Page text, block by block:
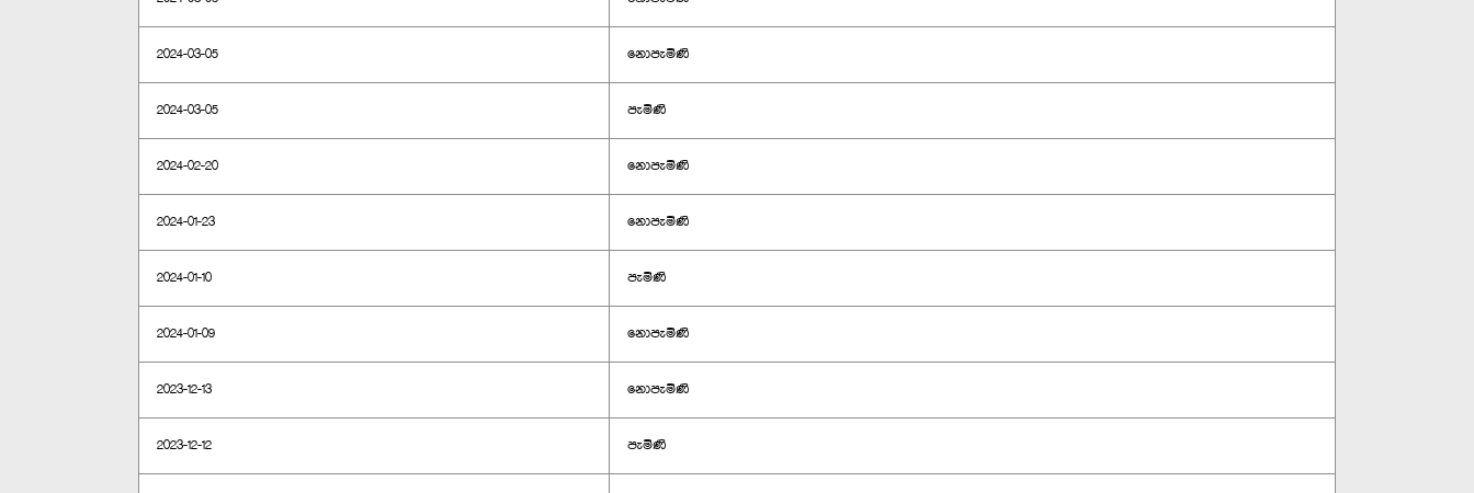
2024-03-05 නොපැමිණි
2024-03-05 පැමිණි
2024-02-20 නොපැමිණි
2024-01-23 නොපැමිණි
2024-01-10 පැමිණි
2024-01-09 නොපැමිණි
2023-12-13 නොපැමිණි
2023-12-12 පැමිණි